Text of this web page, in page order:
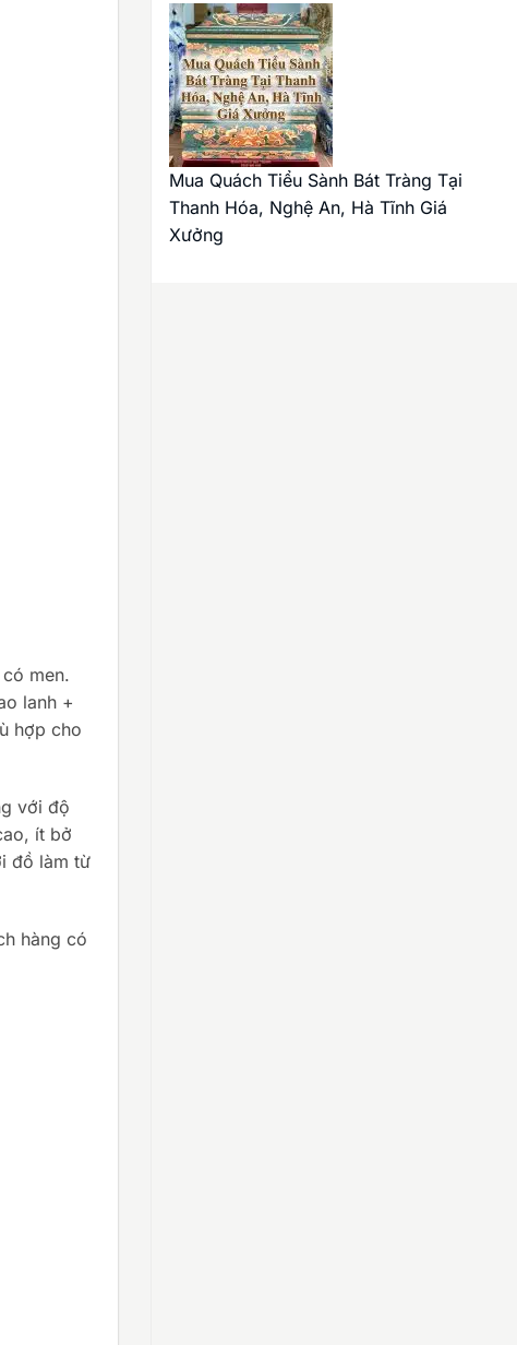
men.
lanh +
hợp cho
với độ
ít bở
đồ làm từ
hàng có
Mua Quách Tiểu Sành Bát Tràng Tại
Thanh Hóa, Nghệ An, Hà Tĩnh Giá
Xưởng